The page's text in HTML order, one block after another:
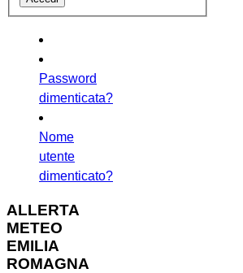
Password
dimenticata?
Nome
utente
dimenticato?
ALLERTA
METEO
EMILIA
ROMAGNA